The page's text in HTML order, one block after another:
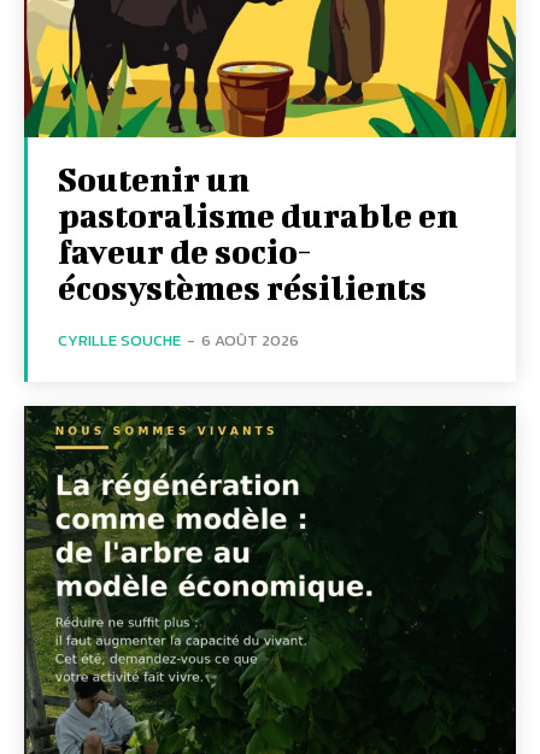
Soutenir un
pastoralisme durable en
faveur de socio-
écosystèmes résilients
CYRILLE SOUCHE - 6 AOÛT 2026